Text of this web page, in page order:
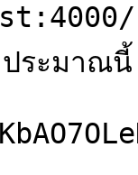
)
ประมาณนี้